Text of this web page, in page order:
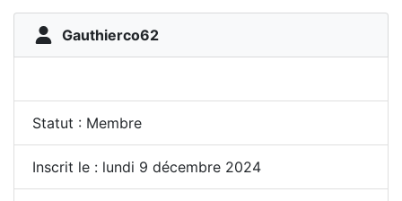
Gauthierco62
Statut : Membre
Inscrit le : lundi 9 décembre 2024